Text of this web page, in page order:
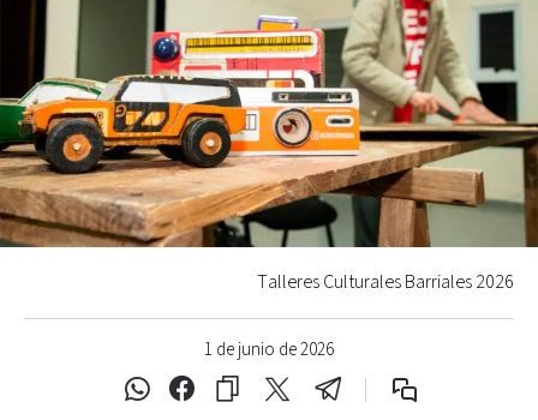
1 de junio de 2026
Talleres Culturales Barriales 2026